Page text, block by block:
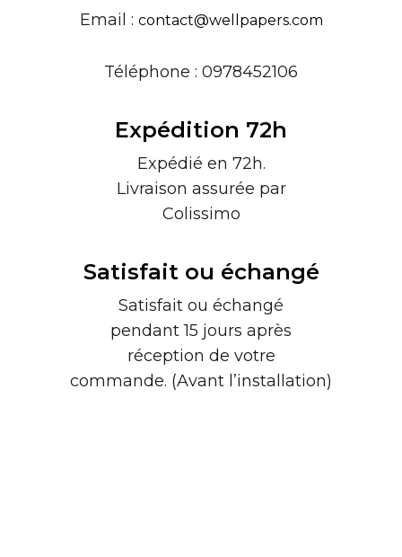
Email : contact@wellpapers.com
Téléphone : 0978452106
Expédition 72h
Expédié en 72h.
Livraison assurée par
Colissimo
Satisfait ou échangé
Satisfait ou échangé
pendant 15 jours après
réception de votre
commande. (Avant l’installation)